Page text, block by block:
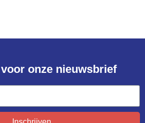
onze nieuwsbrief​